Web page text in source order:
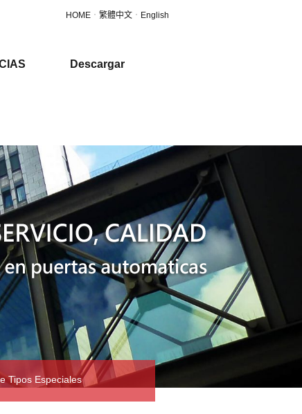
HOME ． 繁體中文 ． English
Descargar
Tipos Especiales